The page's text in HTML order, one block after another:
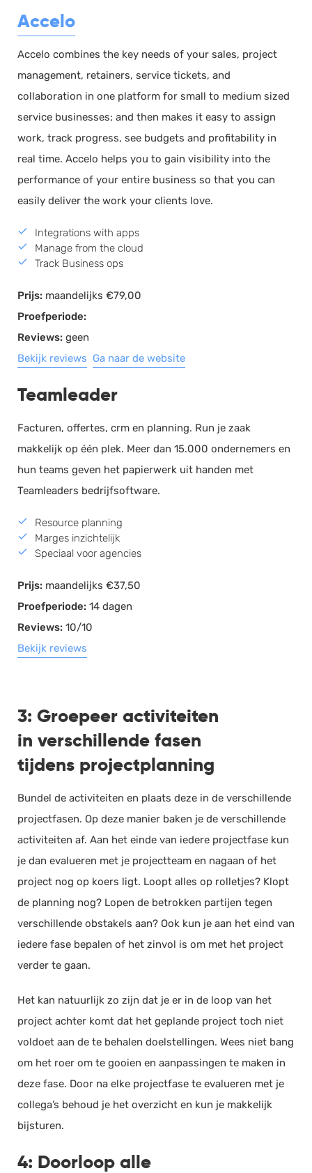
Accelo
Accelo combines the key needs of your sales, project
management, retainers, service tickets, and
collaboration in one platform for small to medium sized
service businesses; and then makes it easy to assign
work, track progress, see budgets and profitability in
real time. Accelo helps you to gain visibility into the
performance of your entire business so that you can
easily deliver the work your clients love.
Integrations with apps
Manage from the cloud
Track Business ops
Prijs: maandelijks €79,00
Proefperiode:
Reviews: geen
Bekijk reviews Ga naar de website
Teamleader
Facturen, offertes, crm en planning. Run je zaak
makkelijk op één plek. Meer dan 15.000 ondernemers en
hun teams geven het papierwerk uit handen met
Teamleaders bedrijfsoftware.
Resource planning
Marges inzichtelijk
Speciaal voor agencies
Prijs: maandelijks €37,50
Proefperiode: 14 dagen
Reviews: 10/10
Bekijk reviews
3: Groepeer activiteiten
in verschillende fasen
tijdens projectplanning
Bundel de activiteiten en plaats deze in de verschillende
projectfasen. Op deze manier baken je de verschillende
activiteiten af. Aan het einde van iedere projectfase kun
je dan evalueren met je projectteam en nagaan of het
project nog op koers ligt. Loopt alles op rolletjes? Klopt
de planning nog? Lopen de betrokken partijen tegen
verschillende obstakels aan? Ook kun je aan het eind van
iedere fase bepalen of het zinvol is om met het project
verder te gaan.
Het kan natuurlijk zo zijn dat je er in de loop van het
project achter komt dat het geplande project toch niet
voldoet aan de te behalen doelstellingen. Wees niet bang
om het roer om te gooien en aanpassingen te maken in
deze fase. Door na elke projectfase te evalueren met je
collega’s behoud je het overzicht en kun je makkelijk
bijsturen.
4: Doorloop alle